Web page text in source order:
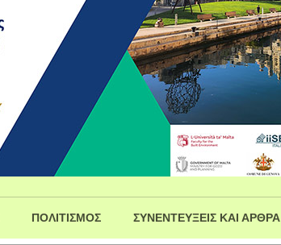
ΠΟΛΙΤΙΣΜΟΣ ΣΥΝΕΝΤΕΥΞΕΙΣ ΚΑΙ ΑΡΘΡΑ